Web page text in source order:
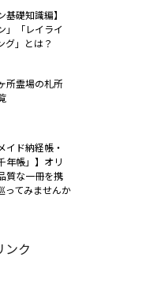
基礎知識編】
」「レイライ
グ」とは？
所霊場の札所
イド納経帳・
年帳」】オリ
質な一冊を携
ってみませんか
ンク